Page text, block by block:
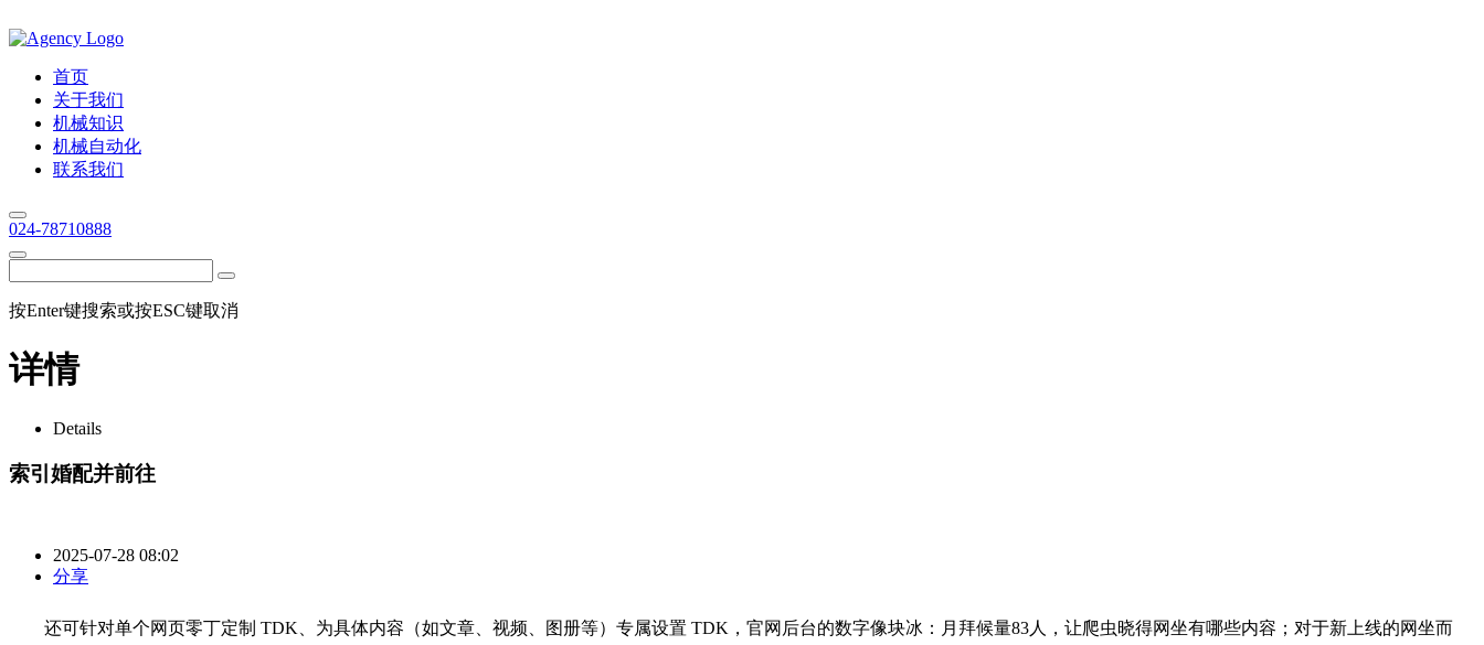
首页
关于我们
机械知识
机械自动化
联系我们
024-78710888
按Enter键搜索或按ESC键取消
详情
Details
索引婚配并前往
2025-07-28 08:02
分享
还可针对单个网页零丁定制 TDK、为具体内容（如文章、视频、图册等）专属设置 TDK，官网后台的数字像块冰：月拜候量83人，让爬虫晓得网坐有哪些内容；对于新上线的网坐而